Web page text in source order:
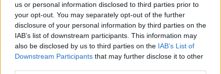
us or personal information disclosed to third parties prior to
your opt-out. You may separately opt-out of the further
disclosure of your personal information by third parties on the
IAB’s list of downstream participants. This information may
also be disclosed by us to third parties on the IAB’s List of
Downstream Participants that may further disclose it to other
«Εκείνοι στους οποίους έχετε αφιερώσει τον
περισσότερο χρόνο– ας πούμε, ένας παιδικός φίλος
ή ένας συνάδελφος που έγινε πρώτος φίλος – είναι